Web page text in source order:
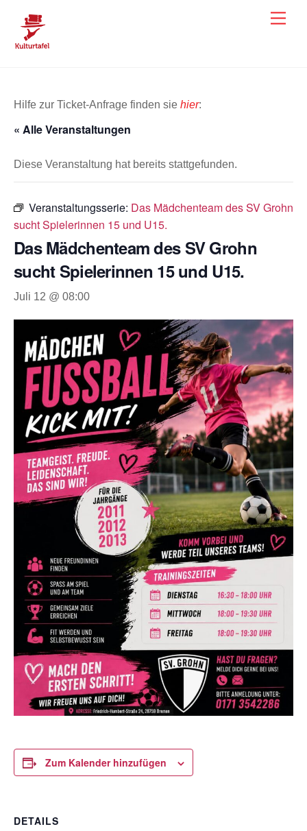
content
Hilfe zur Ticket-Anfrage finden sie hier:
« Alle Veranstaltungen
Diese Veranstaltung hat bereits stattgefunden.
Veranstaltungsserie: Das Mädchenteam des SV Grohn
sucht Spielerinnen 15 und U15.
Das Mädchenteam des SV Grohn
sucht Spielerinnen 15 und U15.
Juli 12 @ 08:00
Zum Kalender hinzufügen
DETAILS